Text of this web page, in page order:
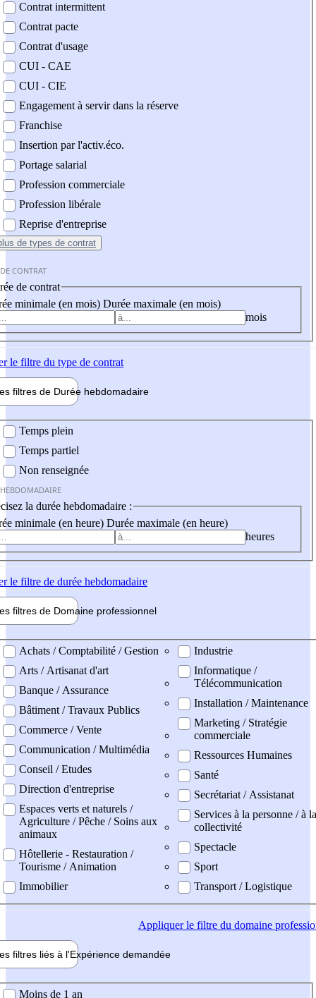
Contrat intermittent
Contrat pacte
Contrat d'usage
CUI - CAE
CUI - CIE
Engagement à servir dans la réserve
Franchise
Insertion par l'activ.éco.
Portage salarial
Profession commerciale
Profession libérale
Reprise d'entreprise
de types de contrat
CONTRAT
de contrat
minimale (en mois) Durée maximale (en mois)
mois
le filtre du type de contrat
filtres de Durée hebdomadaire
Temps plein
Temps partiel
Non renseignée
la durée hebdomadaire :
minimale (en heure) Durée maximale (en heure)
heures
le filtre de durée hebdomadaire
filtres de Domaine professionnel
professionel
Achats / Comptabilité / Gestion
Arts / Artisanat d'art
Banque / Assurance
Bâtiment / Travaux Publics
Commerce / Vente
Communication / Multimédia
Conseil / Etudes
Direction d'entreprise
Espaces verts et naturels /
Agriculture / Pêche / Soins aux
animaux
Hôtellerie - Restauration /
Tourisme / Animation
Immobilier
Industrie
Informatique /
Télécommunication
Installation / Maintenance
Marketing / Stratégie
commerciale
Ressources Humaines
Santé
Secrétariat / Assistanat
Services à la personne / à la
collectivité
Spectacle
Sport
Transport / Logistique
Appliquerle filtre du domaine
filtres liés à l'Expérience demandée
demandée
Moins de 1 an